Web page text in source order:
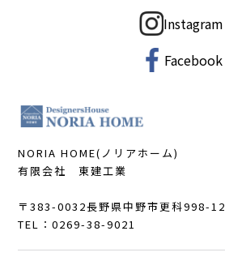
Instagram
Facebook
NORIA HOME(ノリアホーム)
有限会社 東建工業
〒383-0032長野県中野市更科998-12
TEL：0269-38-9021